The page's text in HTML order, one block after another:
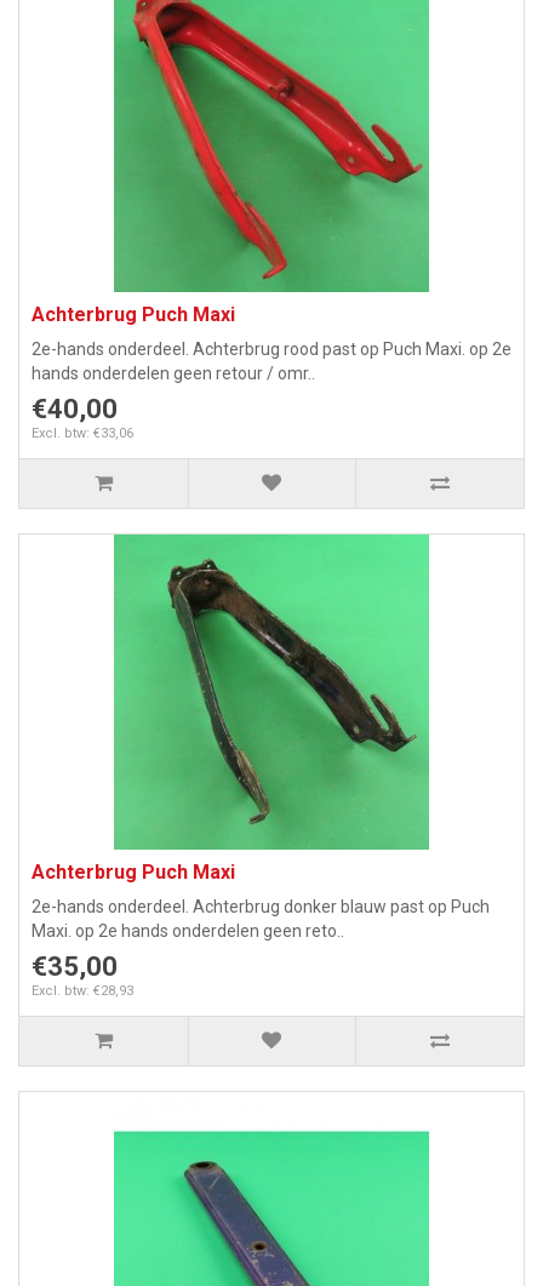
Achterbrug Puch Maxi
2e-hands onderdeel. Achterbrug rood past op Puch Maxi. op 2e
hands onderdelen geen retour / omr..
€40,00
Excl. btw: €33,06
Achterbrug Puch Maxi
2e-hands onderdeel. Achterbrug donker blauw past op Puch
Maxi. op 2e hands onderdelen geen reto..
€35,00
Excl. btw: €28,93